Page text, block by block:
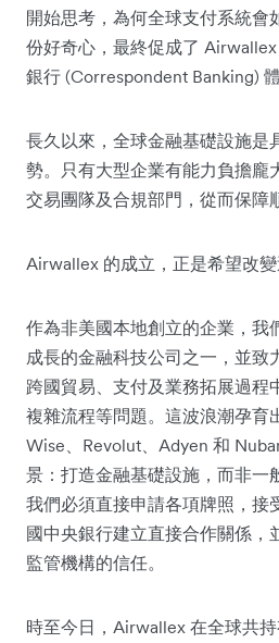
開始思考，為何全球支付系統會
份好奇心，最終促成了
銀行 (Correspondent Banking)
長久以來，全球金融基礎設施是
勢。只有大型企業有能力負擔龐
交易團隊及合規部門，從而保障
Airwallex 的成立，正是希望改變
作為非美國本地創立的企業，我
成長的金融科技公司之一，並致
跨國貿易、支付及業務拓展過程
複雜流程等問題。這波浪潮孕育
Wise、Revolut、Adyen 和
景：打造金融基礎設施，而非一
我們必須直接申請各項牌照，接
國中央銀行建立直接合作關係，
監管機構的信任。
時至今日，Airwallex 在全球共